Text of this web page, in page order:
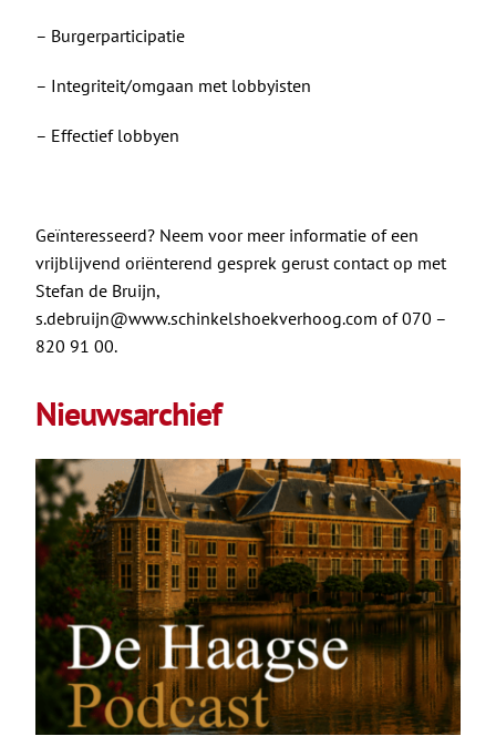
– Burgerparticipatie
– Integriteit/omgaan met lobbyisten
– Effectief lobbyen
Geïnteresseerd? Neem voor meer informatie of een
vrijblijvend oriënterend gesprek gerust contact op met
Stefan de Bruijn,
s.debruijn@www.schinkelshoekverhoog.com of 070 –
820 91 00.
Nieuwsarchief